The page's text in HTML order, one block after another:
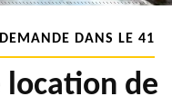
DANS LE 41
location de